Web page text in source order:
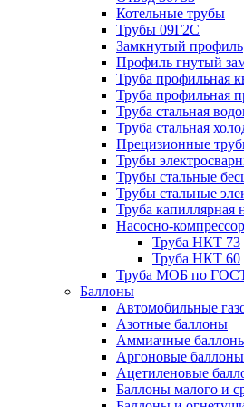
Котельные трубы
Трубы 09Г2С
Замкнутый профиль
Профиль гнутый
Труба профильная
Труба профильная
Труба стальная
Труба стальная
Прецизионные
Трубы
Трубы стальные
Трубы стальные
Труба капиллярная
Насосно-
Труба НКТ 73
Труба НКТ 60
Труба МОБ по
Баллоны
Автомобильные
Азотные баллоны
Аммиачные
Аргоновые баллоны
Ацетиленовые
Баллоны малого и